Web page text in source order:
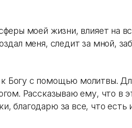
моей жизни, влияет на
меня, следит за мной,
Богу с помощью молитвы.
Рассказываю ему, что в
благодарю за все, что есть